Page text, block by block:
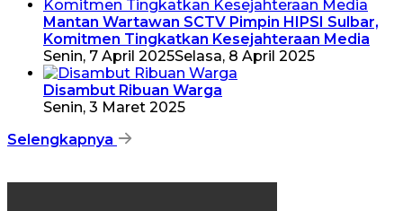
Mantan Wartawan SCTV Pimpin HIPSI Sulbar,
Komitmen Tingkatkan Kesejahteraan Media
Senin, 7 April 2025Selasa, 8 April 2025
Disambut Ribuan Warga
Senin, 3 Maret 2025
Selengkapnya